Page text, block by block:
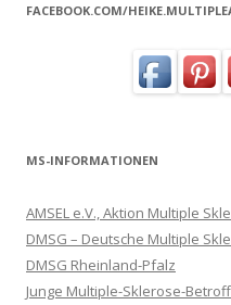
FACEBOOK.COM/
MS-INFORMATIONEN
AMSEL e.V., Aktion Multiple
DMSG – Deutsche Multiple
DMSG Rheinland-Pfalz
Junge Multiple-Sklerose-